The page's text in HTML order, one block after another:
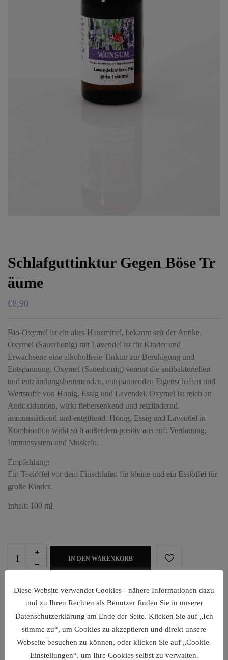
Schlafguttinktur Gegen Böse Tr
Äume
€8,90
Bio-Oxymel ist ein altes Hausmittel, bekannt seit der Antike.
Oxymel (Sauerhonig) mit Lavendel ist für Kinder und
Erwachsene eine alkoholfreie Tinktur zur Beruhigung und
Entspannung. Oxymel (Sauerhonig) vereint die antibakteriellen
und entzündungshemmenden, entspannenden Eigenschaften und
Wertstoffe von Honig, Essig und Lavendel. Oxymel ist reich an
Antioxidantien, wirkt fiebersenkend und reizlindernd,
immunstärkend und entgiftend. Honig, Essig und Lavendel in
Kombination wirkt sich außerdem positiv aus auf: Verdauung,
Immunsystem und Muskeln.
Empfehlung:
Ein Teelöffel vor dem Einschlafen für kleine und ein Esslöffel für
große Kinder.
Inhalt: 100 ml
IN DEN WARENKORB
RELATED PRODUCTS
Diese Website verwendet Cookies - nähere Informationen dazu
und zu Ihren Rechten als Benutzer finden Sie in unserer
Datenschutzerklärung am Ende der Seite. Klicken Sie auf „Ich
stimme zu“, um Cookies zu akzeptieren und direkt unsere
Webseite besuchen zu können, oder klicken Sie auf „Cookie-
Einstellungen“, um Ihre Cookies selbst zu verwalten.